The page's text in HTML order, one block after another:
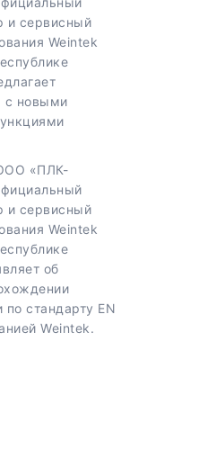
и сервисный
Weintek
с новыми
«ПЛК-
и сервисный
Weintek
об
стандарту EN
Weintek.